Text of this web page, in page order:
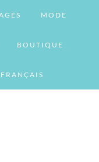
MODE
BOUTIQUE
FRANÇAIS